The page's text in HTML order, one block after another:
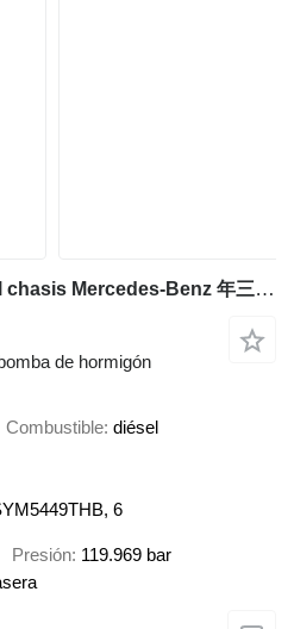
Sany SYM5449THB en el chasis Mercedes-Benz 年三一重工
de hormigón
Combustible diésel
6
Presión 119.969 bar